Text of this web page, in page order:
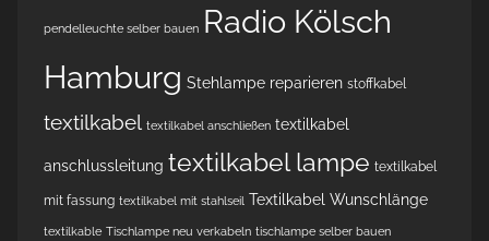
pendelleuchte selber bauen Radio Kölsch
Hamburg Stehlampe reparieren stoffkabel
textilkabel textilkabel anschließen textilkabel
anschlussleitung textilkabel lampe textilkabel
mit fassung textilkabel mit stahlseil Textilkabel Wunschlänge
textilkable Tischlampe neu verkabeln tischlampe selber bauen